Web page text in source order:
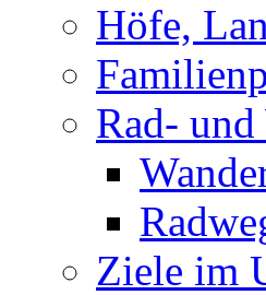
Höfe,
Rad- und
Ziele im